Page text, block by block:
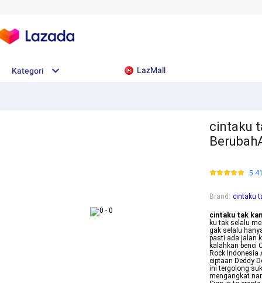
Kategori LazMall
cintaku
Brand : cintaku
cintaku tak
ku tak selalu
gak selalu
pasti ada jalan
kalahkan benci
Rock
ciptaan Deddy
ini tergolong
mengangkat